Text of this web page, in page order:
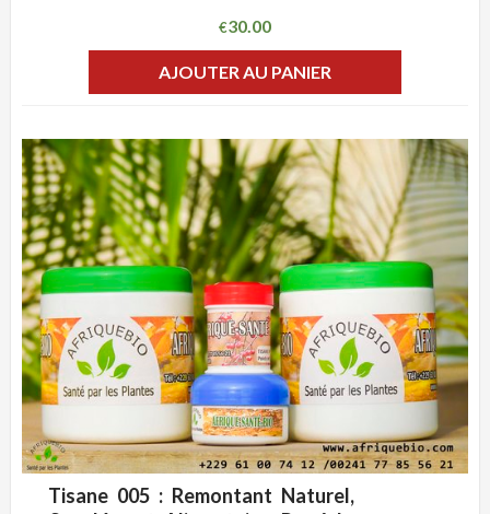
€30.00
AJOUTER AU PANIER
CLIQUEZ POUR VOIR
ADD WISHLIST
Tisane 005 : Remontant Naturel,